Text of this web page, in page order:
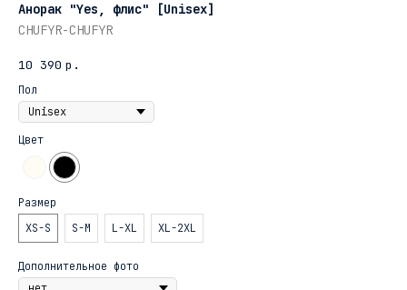
Анорак "Yes, флис" [Unisex]
CHUFYR-CHUFYR
10 390 р.
Пол
Цвет
Размер
XS-S
S-M L-XL XL-2XL
Дополнительное фото